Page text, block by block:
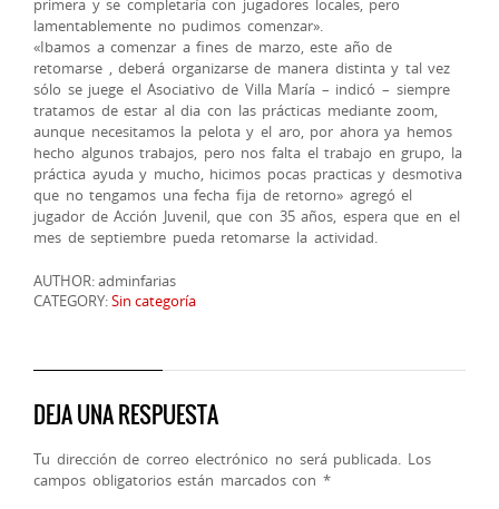
lamentablemente no pudimos comenzar».
«Ibamos a comenzar a fines de marzo, este año de
retomarse , deberá organizarse de manera distinta y tal vez
sólo se juege el Asociativo de Villa María – indicó – siempre
tratamos de estar al dia con las prácticas mediante zoom,
aunque necesitamos la pelota y el aro, por ahora ya hemos
hecho algunos trabajos, pero nos falta el trabajo en grupo, la
práctica ayuda y mucho, hicimos pocas practicas y desmotiva
que no tengamos una fecha fija de retorno» agregó el
jugador de Acción Juvenil, que con 35 años, espera que en el
mes de septiembre pueda retomarse la actividad.
AUTHOR: adminfarias
CATEGORY:Sin categoría
DEJA UNA RESPUESTA
Tu dirección de correo electrónico no será publicada. Los
campos obligatorios están marcados con *